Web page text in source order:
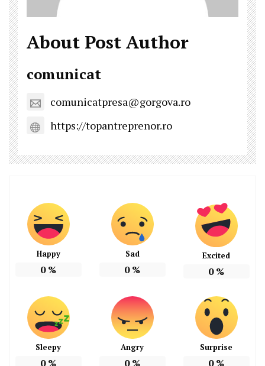
About Post Author
comunicat
comunicatpresa@gorgova.ro
https://topantreprenor.ro
Happy
0%
Sad
0%
Excited
0%
Sleepy
0%
Angry
0%
Surprise
0%